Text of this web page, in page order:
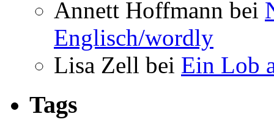
Annett Hoffmann bei
Englisch/wordly
Lisa Zell bei Ein Lob
Tags